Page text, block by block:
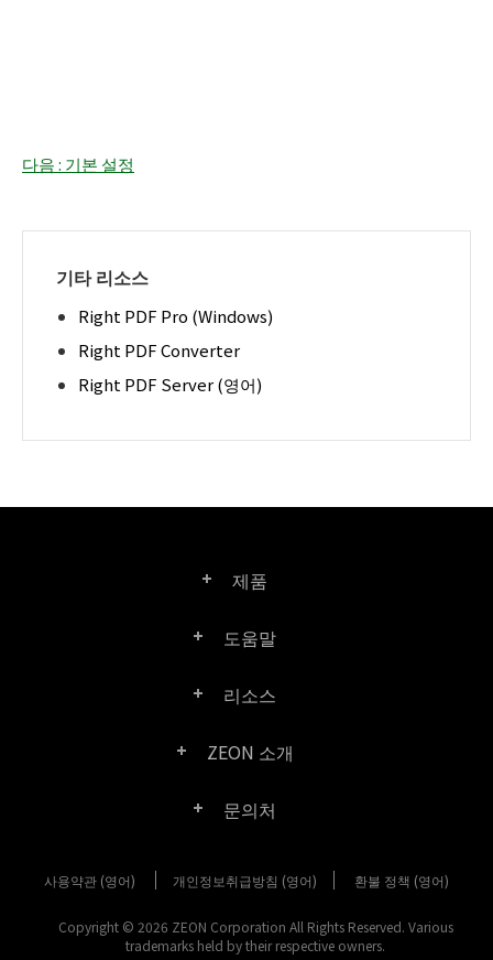
다음 : 기본 설정
기타 리소스
Right PDF Pro (Windows)
Right PDF Converter
Right PDF Server (영어)
제품
Right PDF Pro
도움말
FAQ
리소스
제품/라이선스 비교
SDK 리소스 (Right PDF Server 용)
ZEON 소개
회사 소개
미디어 보도
고객성공사례
문의처
구매 문의
고객 센터
사용약관 (영어) 개인정보취급방침 (영어) 환불 정책 (영어)
Copyright © 2026 ZEON Corporation All Rights Reserved. Various
trademarks held by their respective owners.